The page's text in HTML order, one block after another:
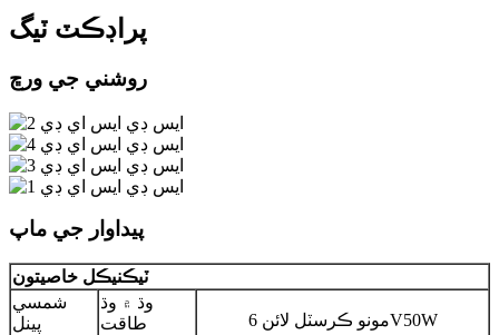
پراڊڪٽ ٽيگ
روشني جي ورڇ
پيداوار جي ماپ
ٽيڪنيڪل خاصيتون
شمسي
پينل
وڌ ۾ وڌ
طاقت
مونو ڪرسٽل لائن 6V50W